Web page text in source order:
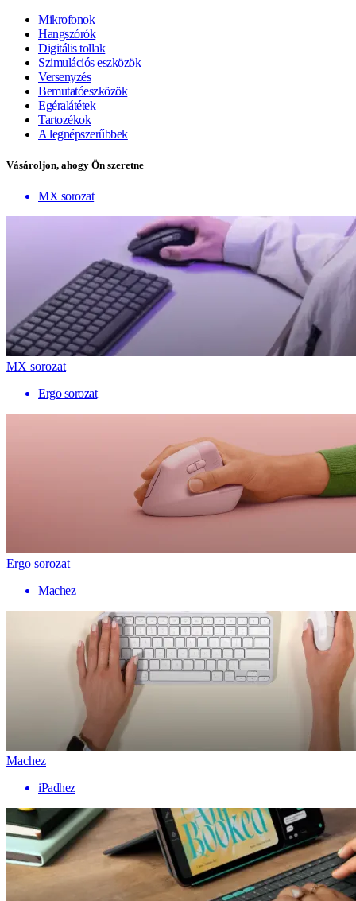
Mikrofonok
Hangszórók
Digitális tollak
Szimulációs eszközök
Versenyzés
Bemutatóeszközök
Egéralátétek
Tartozékok
A legnépszerűbbek
Vásároljon, ahogy Ön szeretne
MX sorozat
MX sorozat
Ergo sorozat
Ergo sorozat
Machez
Machez
iPadhez